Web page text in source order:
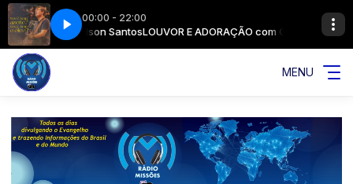
00:00 - 22:00
com Gelson SantosLOUVOR E ADORAÇÃO com Gelson Santos
Azeite_ Você Tem Óleo_ (Ao Vivo)Clamor Pelas Nações - Você
MENU